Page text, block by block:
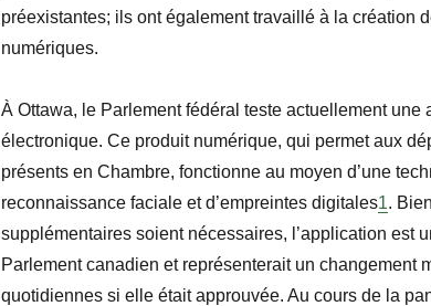
préexistantes; ils ont également travaillé à la création
numériques.
À Ottawa, le Parlement fédéral teste actuellement une
électronique. Ce produit numérique, qui permet aux
présents en Chambre, fonctionne au moyen d’une
reconnaissance faciale et d’empreintes digitales1.
supplémentaires soient nécessaires, l’application est
Parlement canadien et représenterait un changement
quotidiennes si elle était approuvée. Au cours de la